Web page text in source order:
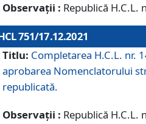
Observații : Republică H.C.L.
751/17.12.2021
Titlu: Completarea H.C.L. nr.
aprobarea Nomenclatorului
republicată.
Observații : Republică H.C.L.